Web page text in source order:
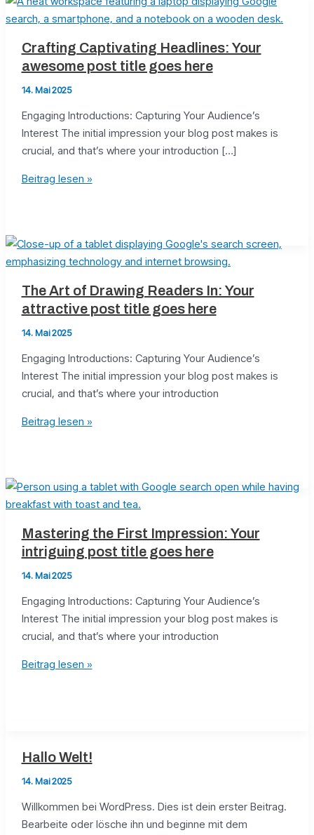
Crafting Captivating Headlines: Your
awesome post title goes here
14. Mai 2025
Engaging Introductions: Capturing Your Audience’s
Interest The initial impression your blog post makes is
crucial, and that’s where your introduction […]
Crafting
awesome
post
title
goes
here
Beitrag lesen »
The Art of Drawing Readers In: Your
attractive post title goes here
14. Mai 2025
Engaging Introductions: Capturing Your Audience’s
Interest The initial impression your blog post makes is
crucial, and that’s where your introduction
The
Readers
In:
Your
attractive
post
title
goes
here
Beitrag lesen »
Mastering the First Impression: Your
intriguing post title goes here
14. Mai 2025
Engaging Introductions: Capturing Your Audience’s
Interest The initial impression your blog post makes is
crucial, and that’s where your introduction
Mastering
intriguing
title
goes
here
Beitrag lesen »
Hallo Welt!
14. Mai 2025
Willkommen bei WordPress. Dies ist dein erster Beitrag.
Bearbeite oder lösche ihn und beginne mit dem